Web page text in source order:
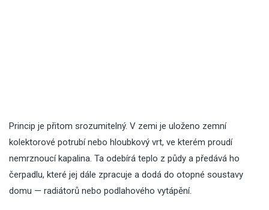
Princip je přitom srozumitelný. V zemi je uloženo zemní
kolektorové potrubí nebo hloubkový vrt, ve kterém proudí
nemrznoucí kapalina. Ta odebírá teplo z půdy a předává ho
čerpadlu, které jej dále zpracuje a dodá do otopné soustavy
domu — radiátorů nebo podlahového vytápění.